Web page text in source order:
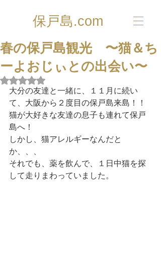
保戸島.com
春の保戸島観光 〜猫＆ち
ーよおじぃとの出会い〜
5つ星のうちNaNと評価されています。
大分の友達と一緒に、１１月に続い
て、大阪から２度目の保戸島来島！！
猫が大好きな友達の息子も連れて保戸
島へ！
しかし、猫アレルギーなんだと
か、、、
それでも、薬を飲んで、１日中猫を探
して走りまわっていました。